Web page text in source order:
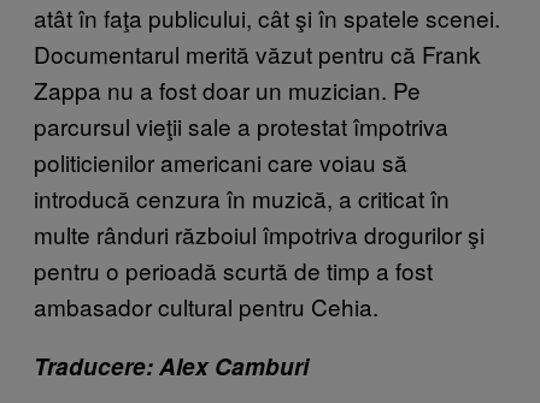
atât în faţa publicului, cât şi în spatele scenei.
Documentarul merită văzut pentru că Frank
Zappa nu a fost doar un muzician. Pe
parcursul vieţii sale a protestat împotriva
politicienilor americani care voiau să
introducă cenzura în muzică, a criticat în
multe rânduri războiul împotriva drogurilor şi
pentru o perioadă scurtă de timp a fost
ambasador cultural pentru Cehia.
Traducere: Alex Camburi